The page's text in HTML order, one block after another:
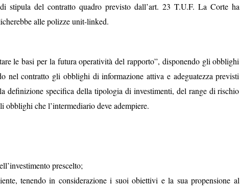
stipula del contratto quadro previsto dall’art. 23 T.U.F. La Corte ha
alle polizze unit-linked.
le basi per la futura operatività del rapporto”, disponendo gli obblighi
nel contratto gli obblighi di informazione attiva e adeguatezza previsti
definizione specifica della tipologia di investimenti, del range di rischio
che l’intermediario deve adempiere.
prescelto;
tenendo in considerazione i suoi obiettivi e la sua propensione al